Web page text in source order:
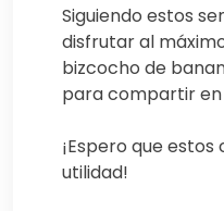
Siguiendo estos
disfrutar al
bizcocho de
para compartir en
¡Espero que
utilidad!